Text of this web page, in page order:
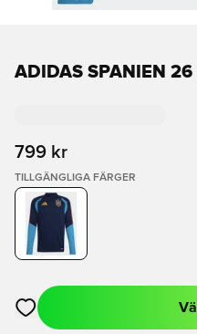
ADIDAS SPANIEN
799 kr
TILLGÄNGLIGA FÄRGER
Öppnar en Modal för att